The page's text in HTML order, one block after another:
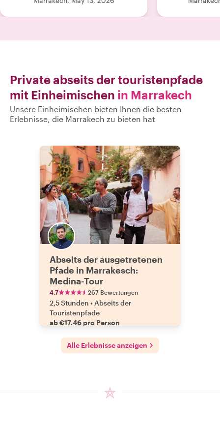
Private abseits der touristenpfade
mit Einheimischen in Marrakech
Unsere Einheimischen bieten Ihnen die besten
Erlebnisse, die Marrakech zu bieten hat
Abseits der ausgetretenen
Pfade in Marrakesch:
Medina-Tour
4.7 267 Bewertungen
2,5 Stunden • Abseits der
Touristenpfade
ab €17.46 pro Person
Alle Erlebnisse anzeigen